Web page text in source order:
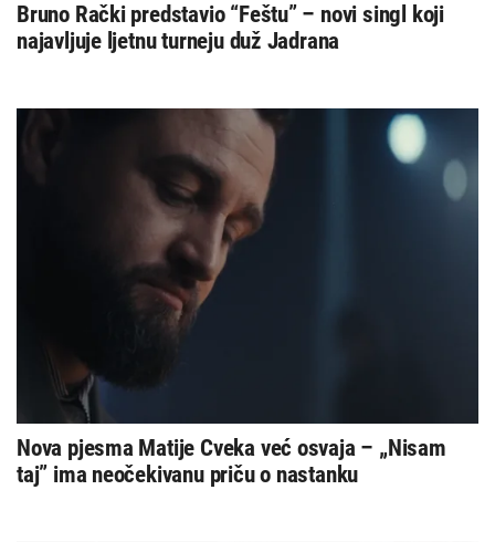
Bruno Rački predstavio “Feštu” – novi singl koji
najavljuje ljetnu turneju duž Jadrana
Nova pjesma Matije Cveka već osvaja – „Nisam
taj” ima neočekivanu priču o nastanku